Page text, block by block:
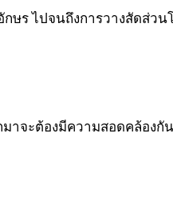
ร ไปจนถึงการวางสัดส่ว
จะต้องมีความสอดคล้องกั